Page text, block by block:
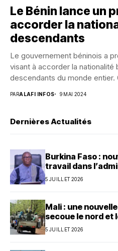
Le Bénin lance un
accorder la
descendants
Le gouvernement béninois a
visant à accorder la nationalité
descendants du monde entier.
PARALAFI INFOS 9 MAI 2024
Dernières Actualités
Burkina Faso :
travail dans
5 JUILLET 2026
Mali : une
secoue le nord et
5 JUILLET 2026